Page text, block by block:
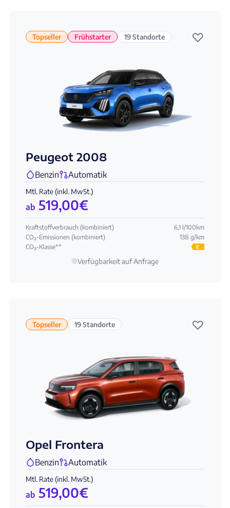
Topseller Frühstarter 19 Standorte ♡
Peugeot 2008
Benzin Automatik
Mtl. Rate (inkl. MwSt.)
ab 519,00€
Kraftstoffverbrauch (kombiniert)
6,1 l/100km
CO₂-Emissionen (kombiniert)
138 g/km
CO₂-Klasse**
E
Verfügbarkeit auf Anfrage
Topseller 19 Standorte ♡
Opel Frontera
Benzin Automatik
Mtl. Rate (inkl. MwSt.)
ab 519,00€